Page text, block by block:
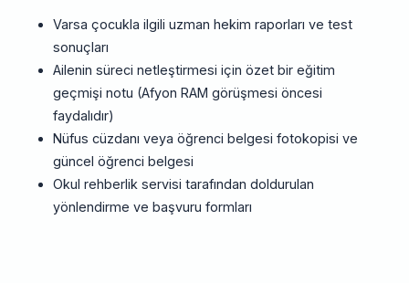
Varsa çocukla ilgili uzman hekim raporları ve test
sonuçları
Ailenin süreci netleştirmesi için özet bir eğitim
geçmişi notu (Afyon RAM görüşmesi öncesi
faydalıdır)
Nüfus cüzdanı veya öğrenci belgesi fotokopisi ve
güncel öğrenci belgesi
Okul rehberlik servisi tarafından doldurulan
yönlendirme ve başvuru formları